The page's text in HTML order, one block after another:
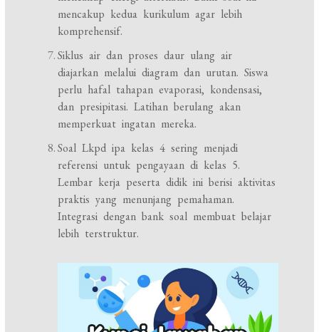
mencakup kedua kurikulum agar lebih
komprehensif.
Siklus air dan proses daur ulang air
diajarkan melalui diagram dan urutan. Siswa
perlu hafal tahapan evaporasi, kondensasi,
dan presipitasi. Latihan berulang akan
memperkuat ingatan mereka.
Soal Lkpd ipa kelas 4 sering menjadi
referensi untuk pengayaan di kelas 5.
Lembar kerja peserta didik ini berisi aktivitas
praktis yang menunjang pemahaman.
Integrasi dengan bank soal membuat belajar
lebih terstruktur.